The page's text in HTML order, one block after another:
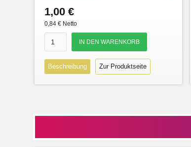
1,00 €
0,84 € Netto
Beschreibung Zur Produktseite